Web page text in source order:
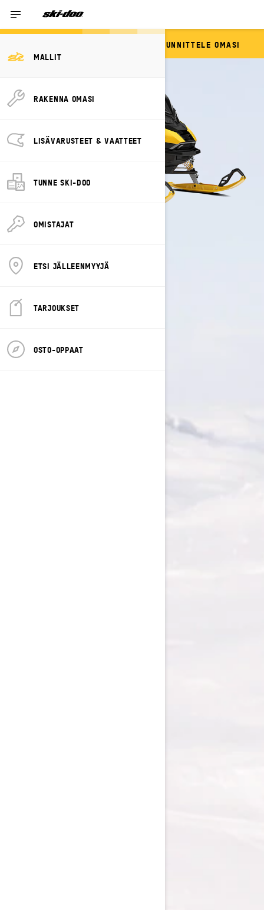
MALLIT
RAKENNA OMASI
LISÄVARUSTEET & VAATTEET
TUNNE SKI-DOO
OMISTAJAT
ETSI JÄLLEENMYYJÄ
TARJOUKSET
OSTO-OPPAAT
SUUNNITTELE OMASI